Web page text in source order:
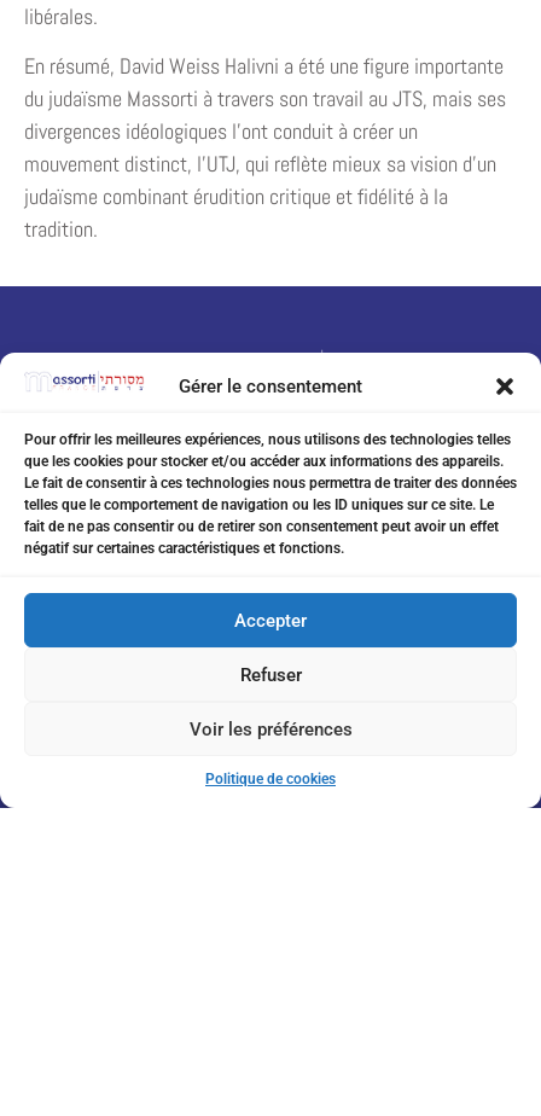
Gérer le consentement
Pour offrir les meilleures expériences, nous utilisons des technologies telles
que les cookies pour stocker et/ou accéder aux informations des appareils.
Le fait de consentir à ces technologies nous permettra de traiter des données
telles que le comportement de navigation ou les ID uniques sur ce site. Le
fait de ne pas consentir ou de retirer son consentement peut avoir un effet
négatif sur certaines caractéristiques et fonctions.
Accepter
Refuser
Voir les préférences
Politique de cookies
libérales.
En résumé, David Weiss Halivni a été une figure importante
du judaïsme Massorti à travers son travail au JTS, mais ses
divergences idéologiques l’ont conduit à créer un
mouvement distinct, l’UTJ, qui reflète mieux sa vision d’un
judaïsme combinant érudition critique et fidélité à la
tradition.
07 75 76 20 97
eitanchikli@gmail.com
17 av Shakespeare 06000 Nice